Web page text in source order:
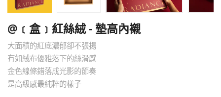
@﹝盒﹞紅絲絨 - 墊高內襯
大面積的紅底濃郁卻不張揚
有如絨布優雅落下的絲滑感
金色線條錯落成光影的節奏
是高級感最純粹的樣子